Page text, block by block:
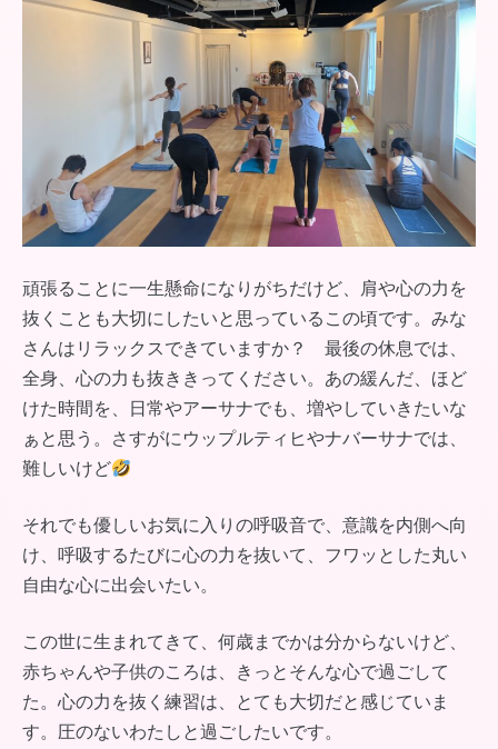
頑張ることに一生懸命になりがちだけど、肩や心の力を
抜くことも大切にしたいと思っているこの頃です。みな
さんはリラックスできていますか？ 最後の休息では、
全身、心の力も抜ききってください。あの緩んだ、ほど
けた時間を、日常やアーサナでも、増やしていきたいな
ぁと思う。さすがにウップルティヒやナバーサナでは、
難しいけど
それでも優しいお気に入りの呼吸音で、意識を内側へ向
け、呼吸するたびに心の力を抜いて、フワッとした丸い
自由な心に出会いたい。
この世に生まれてきて、何歳までかは分からないけど、
赤ちゃんや子供のころは、きっとそんな心で過ごして
た。心の力を抜く練習は、とても大切だと感じていま
す。圧のないわたしと過ごしたいです。